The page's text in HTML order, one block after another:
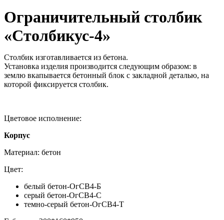
Ограничительный столбик
«Столбикус-4»
Столбик изготавливается из бетона.
Установка изделия производится следующим образом: в
землю вкапывается бетонный блок с закладной деталью, на
которой фиксируется столбик.
Цветовое исполнение:
Корпус
Материал: бетон
Цвет:
белый бетон-ОгСВ4-Б
серый бетон-ОгСВ4-С
темно-серый бетон-ОгСВ4-Т